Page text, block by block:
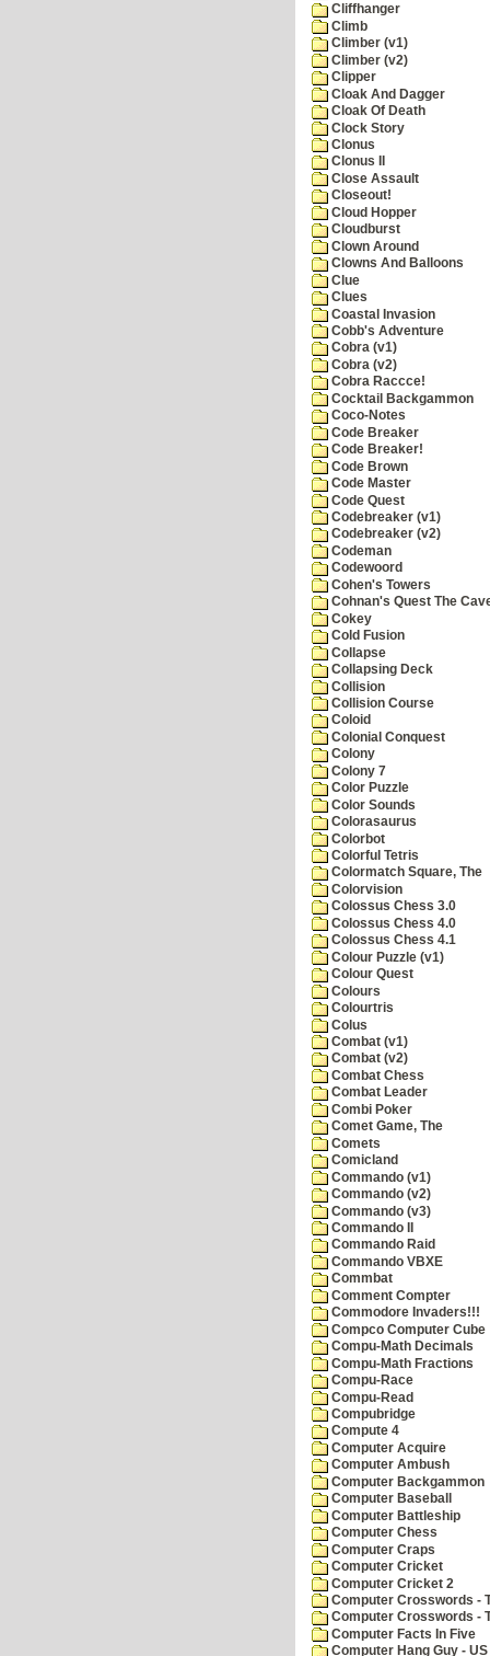
Cliffhanger
Climb
Climber (v1)
Climber (v2)
Clipper
Cloak And Dagger
Cloak Of Death
Clock Story
Clonus
Clonus II
Close Assault
Closeout!
Cloud Hopper
Cloudburst
Clown Around
Clowns And Balloons
Clue
Clues
Coastal Invasion
Cobb's Adventure
Cobra (v1)
Cobra (v2)
Cobra Raccce!
Cocktail Backgammon
Coco-Notes
Code Breaker
Code Breaker!
Code Brown
Code Master
Code Quest
Codebreaker (v1)
Codebreaker (v2)
Codeman
Codewoord
Cohen's Towers
Cohnan's Quest The
Cokey
Cold Fusion
Collapse
Collapsing Deck
Collision
Collision Course
Coloid
Colonial Conquest
Colony
Colony 7
Color Puzzle
Color Sounds
Colorasaurus
Colorbot
Colorful Tetris
Colormatch Square, The
Colorvision
Colossus Chess 3.0
Colossus Chess 4.0
Colossus Chess 4.1
Colour Puzzle (v1)
Colour Quest
Colours
Colourtris
Colus
Combat (v1)
Combat (v2)
Combat Chess
Combat Leader
Combi Poker
Comet Game, The
Comets
Comicland
Commando (v1)
Commando (v2)
Commando (v3)
Commando II
Commando Raid
Commando VBXE
Commbat
Comment Compter
Commodore Invaders!!!
Compco Computer Cube
Compu-Math Decimals
Compu-Math Fractions
Compu-Race
Compu-Read
Compubridge
Compute 4
Computer Acquire
Computer Ambush
Computer Backgammon
Computer Baseball
Computer Battleship
Computer Chess
Computer Craps
Computer Cricket
Computer Cricket 2
Computer Crosswords -
Computer Crosswords -
Computer Facts In Five
Computer Hang Guy -